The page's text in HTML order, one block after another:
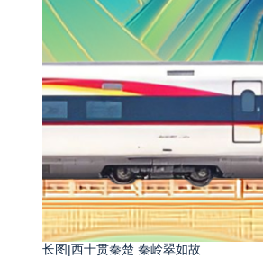
长图|西十贯秦楚 秦岭翠如故